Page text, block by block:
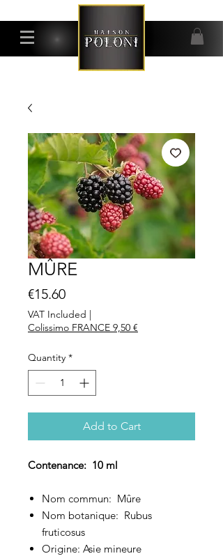
MÛRE
€15.60Price
VAT Included |
Colissimo FRANCE 9,50 €
Quantity *
Add to Cart
Contenance: 10 ml
Nom commun: Mûre
Nom botanique: Rubus
fruticosus
Origine: Asie mineure